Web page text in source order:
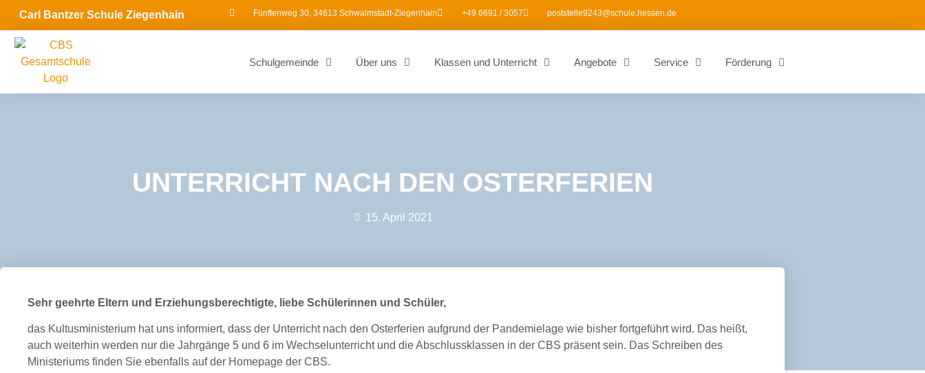
Carl Bantzer Schule Ziegenhain Fünftenweg 30, 34613 Schwalmstadt-Ziegenhain +49 6691 / 3057 poststelle9243@schule.hessen.de
Schulgemeinde Über uns Klassen und Unterricht Angebote Service Förderung
UNTERRICHT NACH DEN OSTERFERIEN
15. April 2021
Sehr geehrte Eltern und Erziehungsberechtigte, liebe Schülerinnen und Schüler,
das Kultusministerium hat uns informiert, dass der Unterricht nach den Osterferien aufgrund der Pandemielage wie bisher fortgeführt wird. Das heißt,
auch weiterhin werden nur die Jahrgänge 5 und 6 im Wechselunterricht und die Abschlussklassen in der CBS präsent sein. Das Schreiben des
Ministeriums finden Sie ebenfalls auf der Homepage der CBS.